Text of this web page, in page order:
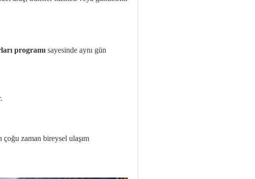
programı sayesinde aynı gün
zaman bireysel ulaşım